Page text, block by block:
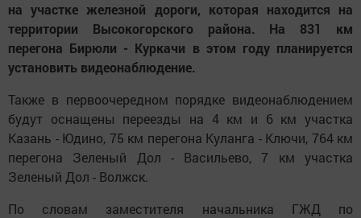
на участке железной дороги, которая находится на
территории Высокогорского района. На 831 км
перегона Бирюли - Куркачи в этом году планируется
установить видеонаблюдение.
Также в первоочередном порядке видеонаблюдением
будут оснащены переезды на 4 км и 6 км участка
Казань - Юдино, 75 км перегона Куланга - Ключи, 764 км
перегона Зеленый Дол - Васильево, 7 км участка
Зеленый Дол - Волжск.
По словам заместителя начальника ГЖД по